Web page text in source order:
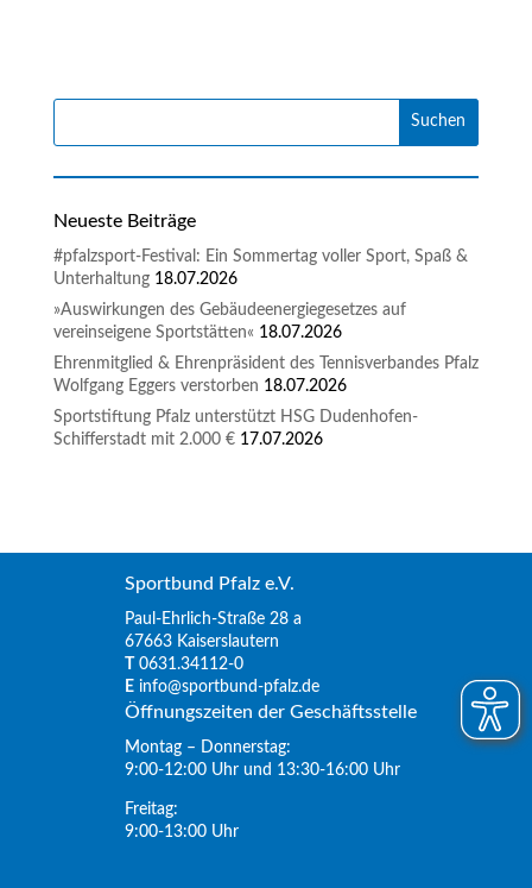
Neueste Beiträge
#pfalzsport-Festival: Ein Sommertag voller Sport, Spaß &
Unterhaltung 18.07.2026
»Auswirkungen des Gebäudeenergiegesetzes auf
vereinseigene Sportstätten« 18.07.2026
Ehrenmitglied & Ehrenpräsident des Tennisverbandes Pfalz
Wolfgang Eggers verstorben 18.07.2026
Sportstiftung Pfalz unterstützt HSG Dudenhofen-
Schifferstadt mit 2.000 € 17.07.2026
Sportbund Pfalz e.V.
Paul-Ehrlich-Straße 28 a
67663 Kaiserslautern
T0631.34112-0
E info@sportbund-pfalz.de
Öffnungszeiten der Geschäftsstelle
Montag – Donnerstag:
9:00-12:00 Uhr und 13:30-16:00 Uhr
Freitag:
9:00-13:00 Uhr